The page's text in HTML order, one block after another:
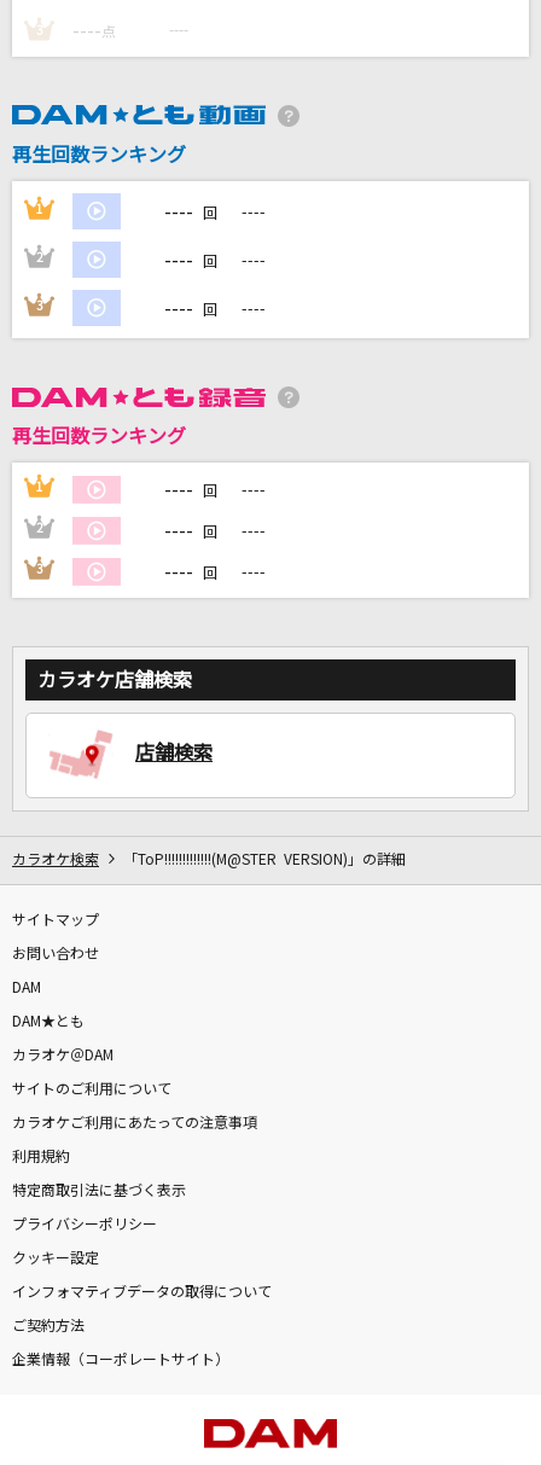
GIRI GIRI -アニメ映像 ver.-
SixTONES
カラオケ最新情報をチェック！
3 ---- 点 ----
再生回数ランキング
1 ---- 回 ----
2 ---- 回 ----
3 ---- 回 ----
再生回数ランキング
1 ---- 回 ----
2 ---- 回 ----
3 ---- 回 ----
カラオケ店舗検索
店舗検索
カラオケ検索 「ToP!!!!!!!!!!!!!(M@STER VERSION)」の詳細
サイトマップ
お問い合わせ
DAM
DAM★とも
カラオケ＠DAM
サイトのご利用について
カラオケご利用にあたっての注意事項
利用規約
特定商取引法に基づく表示
プライバシーポリシー
クッキー設定
インフォマティブデータの取得について
ご契約方法
企業情報（コーポレートサイト）